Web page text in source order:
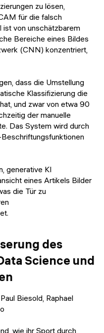
zu lösen,
für die falsch
ist von unschätzbarem
Bereiche eines Bildes
(CNN) konzentriert,
dass die Umstellung
Klassifizierung die
und zwar von etwa 90
der manuelle
Das System wird durch
generative KI
eines Artikels Bilder
die Tür zu
des
Science und
Biesold, Raphael
wie ihr Sport durch